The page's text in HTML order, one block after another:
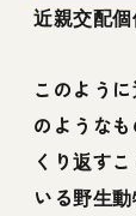
近親交配個
このよう
のような
くり返す
いる野生